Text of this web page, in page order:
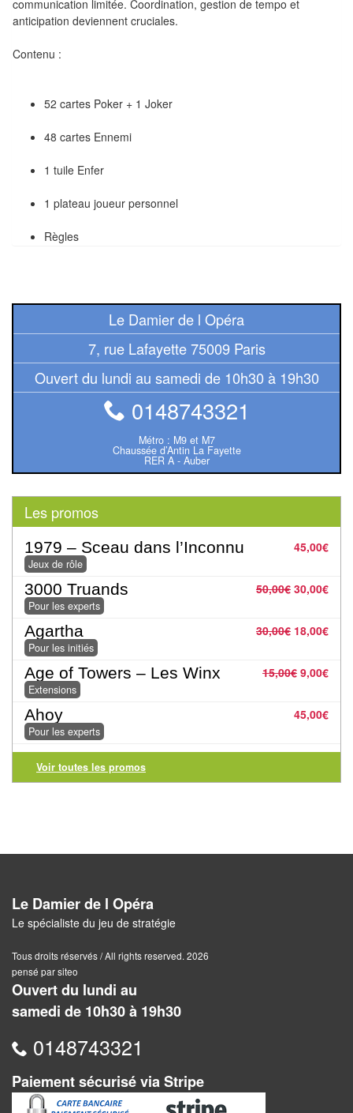
évolutifs
Jeux
Extensions
Casse-
têtes
Accessoires
Backgammon
Dominos
Jeu
de
multijeux
Cartes
traditionnelles
Jeu
de
Dés
Maquettes
Dames
Chinoises
Solitaires
et
géants
Jeux
de
plein
air
Jeux
de
communication limitée. Coordination, gestion de tempo et
anticipation deviennent cruciales.
Contenu :
52 cartes Poker + 1 Joker
48 cartes Ennemi
1 tuile Enfer
1 plateau joueur personnel
Règles
Le Damier de l Opéra
7, rue Lafayette 75009 Paris
Ouvert du lundi au samedi de 10h30 à 19h30
0148743321
Métro : M9 et M7
Chaussée d’Antin La Fayette
RER A - Auber
Les promos
45,00€
1979 – Sceau dans l’Inconnu
Jeux de rôle
50,00€ 30,00€
3000 Truands
Pour les experts
30,00€ 18,00€
Agartha
Pour les initiés
15,00€ 9,00€
Age of Towers – Les Winx
Extensions
45,00€
Ahoy
Pour les experts
Voir toutes les promos
Le Damier de l Opéra
Le spécialiste du jeu de stratégie
Tous droits réservés / All rights reserved. 2026
pensé par siteo
Ouvert du lundi au
samedi de 10h30 à 19h30
0148743321
Paiement sécurisé via Stripe